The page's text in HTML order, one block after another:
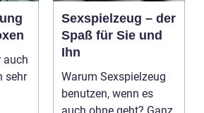
auch
sehr
Sexspielzeug – der
Spaß für Sie und
Ihn
Warum Sexspielzeug
benutzen, wenn es